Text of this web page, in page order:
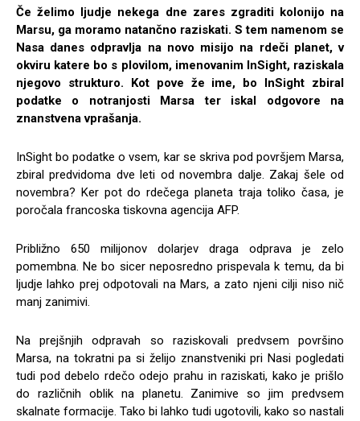
Če želimo ljudje nekega dne zares zgraditi kolonijo na
Marsu, ga moramo natančno raziskati. S tem namenom se
Nasa danes odpravlja na novo misijo na rdeči planet, v
okviru katere bo s plovilom, imenovanim InSight, raziskala
njegovo strukturo. Kot pove že ime, bo InSight zbiral
podatke o notranjosti Marsa ter iskal odgovore na
znanstvena vprašanja.
InSight bo podatke o vsem, kar se skriva pod površjem Marsa,
zbiral predvidoma dve leti od novembra dalje. Zakaj šele od
novembra? Ker pot do rdečega planeta traja toliko časa, je
poročala francoska tiskovna agencija AFP.
Približno 650 milijonov dolarjev draga odprava je zelo
pomembna. Ne bo sicer neposredno prispevala k temu, da bi
ljudje lahko prej odpotovali na Mars, a zato njeni cilji niso nič
manj zanimivi.
Na prejšnjih odpravah so raziskovali predvsem površino
Marsa, na tokratni pa si želijo znanstveniki pri Nasi pogledati
tudi pod debelo rdečo odejo prahu in raziskati, kako je prišlo
do različnih oblik na planetu. Zanimive so jim predvsem
skalnate formacije. Tako bi lahko tudi ugotovili, kako so nastali